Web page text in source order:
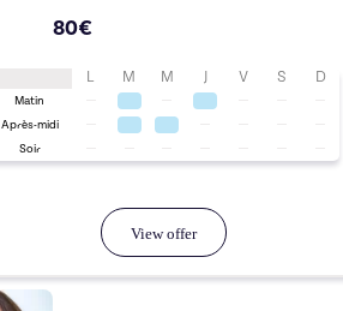
80€
L M M J V S D
Matin
Après-midi
Soir
View offer